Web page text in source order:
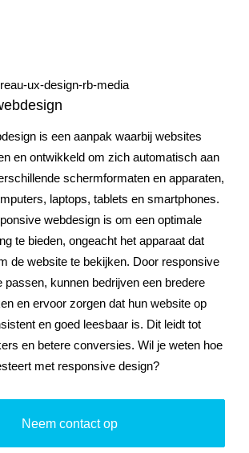
is een aanpak waarbij websites
en ontwikkeld om zich automatisch aan
schermformaten en apparaten,
laptops, tablets en smartphones.
webdesign is om een optimale
te bieden, ongeacht het apparaat dat
de website te bekijken. Door responsive
passen, kunnen bedrijven een bredere
en ervoor zorgen dat hun website op
en goed leesbaar is. Dit leidt tot
en betere conversies. Wil je weten hoe
met responsive design?
Neem contact op